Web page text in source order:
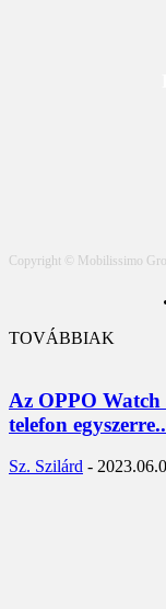
Copyright © Mobilissimo
TOVÁBBIAK
Az OPPO Watch
telefon
Sz. Szilárd -